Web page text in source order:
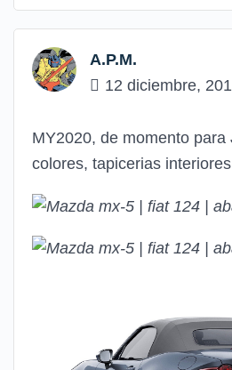
A.P.M.
12 diciembre,
MY2020, de momento para
colores, tapicerias